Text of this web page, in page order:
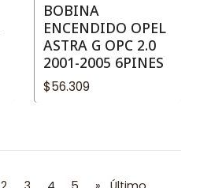
BOBINA
ENCENDIDO OPEL
ASTRA G OPC 2.0
2001-2005 6PINES
$56.309